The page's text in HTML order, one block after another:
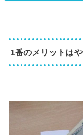
1番のメリットは